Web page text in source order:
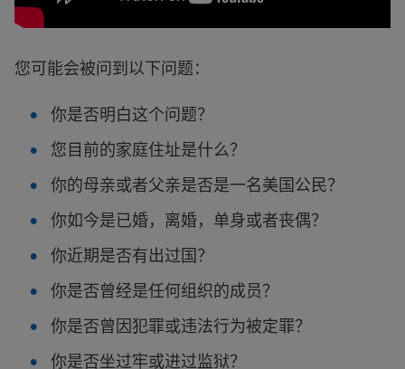
您可能会被问到以下问题：
你是否明白这个问题？
您目前的家庭住址是什么？
你的母亲或者父亲是否是一名美国公民？
你如今是已婚，离婚，单身或者丧偶？
你近期是否有出过国？
你是否曾经是任何组织的成员？
你是否曾因犯罪或违法行为被定罪？
你是否坐过牢或进过监狱？